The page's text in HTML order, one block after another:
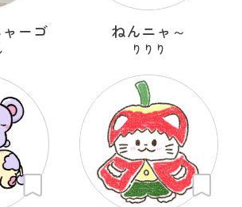
ーゴ ねんニャ～
りりり